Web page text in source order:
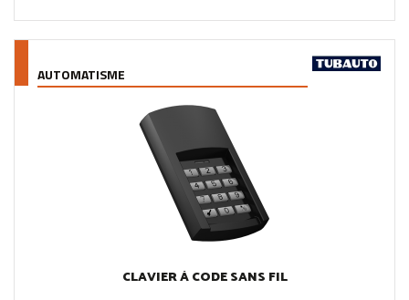
AUTOMATISME
CLAVIER À CODE SANS FIL